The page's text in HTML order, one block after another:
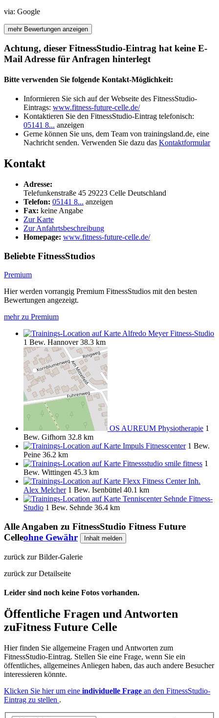
via: Google
mehr Bewertungen anzeigen
Achtung, dieser FitnessStudio-Eintrag hat keine E-
Mail Adresse für Anfragen hinterlegt
Bitte verwenden Sie folgende Kontakt-Möglichkeit:
Informieren Sie sich auf der Webseite des FitnessStudio-
Eintrags: www.fitness-future-celle.de/
Kontaktieren Sie den FitnessStudio-Eintrag telefonisch:
05141 8... anzeigen
Gerne können Sie uns, dem Team von trainingsland.de, eine
Nachricht senden. Verwenden Sie dazu das Kontaktformular
Kontakt
Adresse:
Telefunkenstraße 45 29223 Celle Deutschland
Telefon: 05141 8... anzeigen
Fax: keine Angabe
Zur Karte
Zur Anfahrtsbeschreibung
Homepage: www.fitness-future-celle.de/
Beliebte FitnessStudios
Premium
Hier werden vorrangig Premium FitnessStudios mit den besten
Bewertungen angezeigt.
mehr zu Premium
Alfredo Meyer Fitness-Studio
1 Bew. Hannover 38.3 km
OS AUREUM Physiotherapie 1
Bew. Gifhorn 32.8 km
Impuls Fitnesscenter 1 Bew.
Peine 36.2 km
Fitnessstudio smile fitness 1
Bew. Wittingen 45.3 km
Flexx Fitness Center Inh.
Alex Melcher 1 Bew. Isenbüttel 40.1 km
Tenniscenter Sehnde Fitness-
Studio 1 Bew. Sehnde 36.4 km
Alle Angaben zu FitnessStudio Fitness Future
Celleohne Gewähr Inhalt melden
zurück zur Bilder-Galerie
zurück zur Detailseite
Leider sind noch keine Fotos vorhanden.
Öffentliche Fragen und Antworten
zuFitness Future Celle
Hier finden Sie allgemeine Fragen und Antworten zum
FitnessStudio-Eintrag. Stellen Sie eine Frage, wenn Sie ein
öffentliches, allgemeines Anliegen haben, das auch andere Besucher
interessieren könnte.
Klicken Sie hier um eine individuelle Frage an den FitnessStudio-
Eintrag zu stellen .